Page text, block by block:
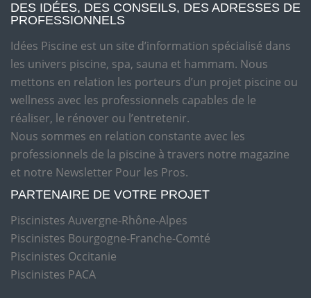
DES IDÉES, DES CONSEILS, DES ADRESSES DE
PROFESSIONNELS
Idées Piscine est un site d’information spécialisé dans
les univers piscine, spa, sauna et hammam. Nous
mettons en relation les porteurs d’un projet piscine ou
wellness avec les professionnels capables de le
réaliser, le rénover ou l’entretenir.
Nous sommes en relation constante avec les
professionnels de la piscine à travers notre magazine
et notre Newsletter Pour les Pros.
PARTENAIRE DE VOTRE PROJET
Piscinistes Auvergne-Rhône-Alpes
Piscinistes Bourgogne-Franche-Comté
Piscinistes Occitanie
Piscinistes PACA